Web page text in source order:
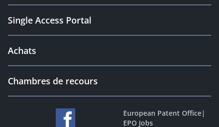
Single Access Portal
Achats
Chambres de recours
European Patent Office|
EPO Jobs